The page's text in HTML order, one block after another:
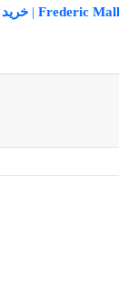
| خرید